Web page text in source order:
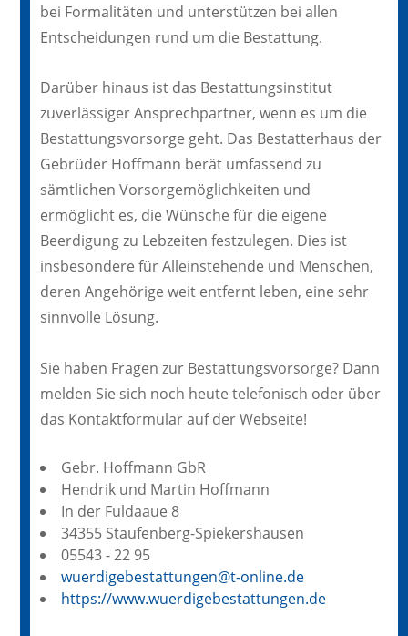
bei Formalitäten und unterstützen bei allen
Entscheidungen rund um die Bestattung.
Darüber hinaus ist das Bestattungsinstitut
zuverlässiger Ansprechpartner, wenn es um die
Bestattungsvorsorge geht. Das Bestatterhaus der
Gebrüder Hoffmann berät umfassend zu
sämtlichen Vorsorgemöglichkeiten und
ermöglicht es, die Wünsche für die eigene
Beerdigung zu Lebzeiten festzulegen. Dies ist
insbesondere für Alleinstehende und Menschen,
deren Angehörige weit entfernt leben, eine sehr
sinnvolle Lösung.
Sie haben Fragen zur Bestattungsvorsorge? Dann
melden Sie sich noch heute telefonisch oder über
das Kontaktformular auf der Webseite!
Gebr. Hoffmann GbR
Hendrik und Martin Hoffmann
In der Fuldaaue 8
34355 Staufenberg-Spiekershausen
05543 - 22 95
wuerdigebestattungen@t-online.de
https://www.wuerdigebestattungen.de